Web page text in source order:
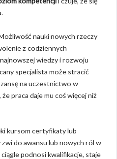
nauki nowych rzeczy
z codziennych
wiedzy i rozwoju
specjalista może stracić
na uczestnictwo w
praca daje mu coś więcej niż
kursom certyfikaty lub
do awansu lub nowych ról w
podnosi kwalifikacje, staje